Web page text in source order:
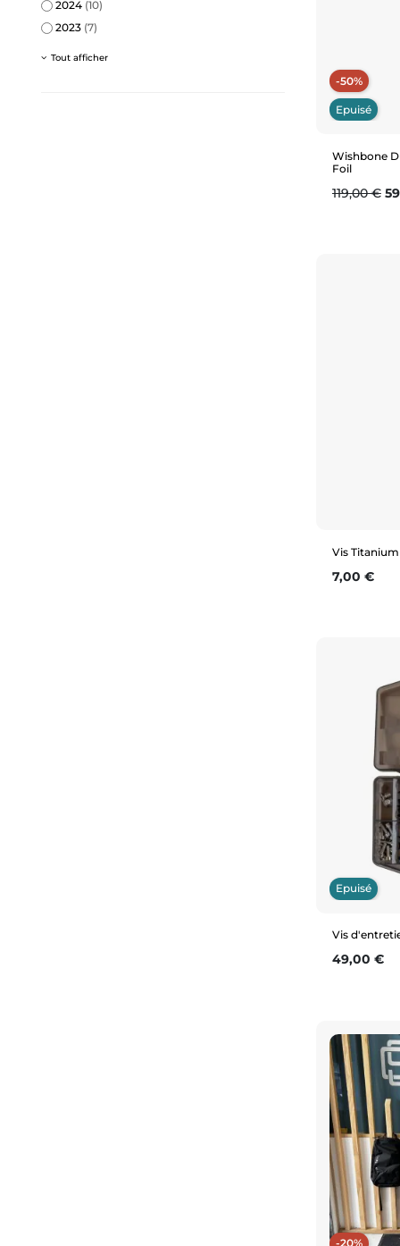
2024 (10)
2023 (7)
Tout afficher
-50%
Epuisé
Wishbone
Foil
Prix de
119,00 €
Vis
Prix
7,00 €
Epuisé
Vis
Prix
49,00 €
-20%